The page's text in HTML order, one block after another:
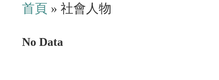
首頁 » 社會人物
No Data